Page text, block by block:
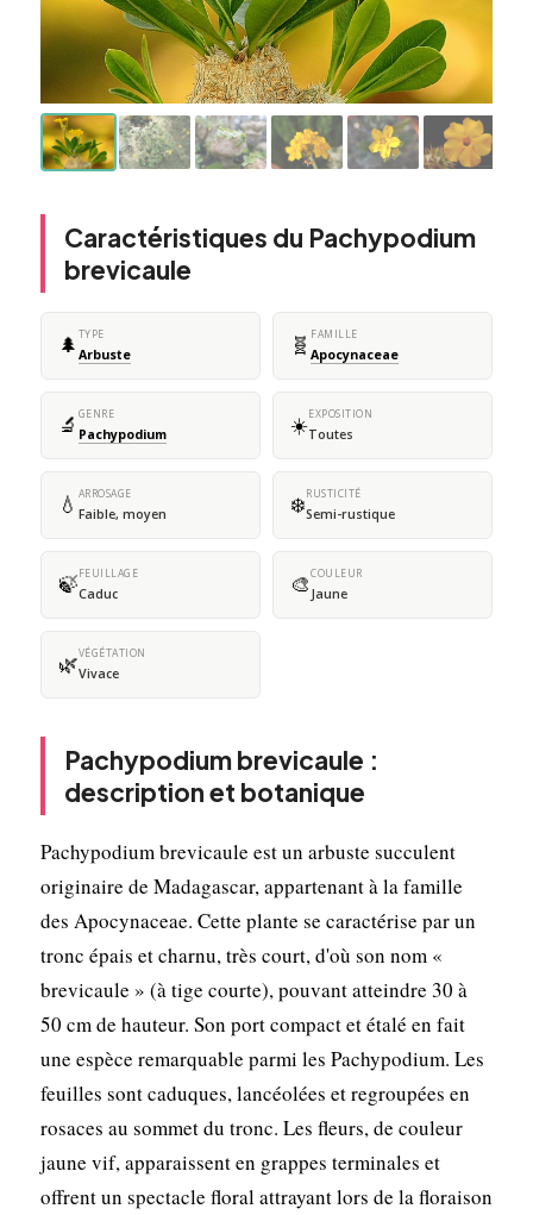
Caractéristiques du Pachypodium
brevicaule
🌲 TYPE
Arbuste 🧬 FAMILLE
Apocynaceae
🔬 GENRE
Pachypodium ☀️EXPOSITION
Toutes
💧 ARROSAGE
Faible, moyen ❄️RUSTICITÉ
Semi-rustique
🍃FEUILLAGE
Caduc 🎨COULEUR
Jaune
🌿VÉGÉTATION
Vivace
Pachypodium brevicaule :
description et botanique
Pachypodium brevicaule est un arbuste succulent
originaire de Madagascar, appartenant à la famille
des Apocynaceae. Cette plante se caractérise par un
tronc épais et charnu, très court, d'où son nom «
brevicaule » (à tige courte), pouvant atteindre 30 à
50 cm de hauteur. Son port compact et étalé en fait
une espèce remarquable parmi les Pachypodium. Les
feuilles sont caduques, lancéolées et regroupées en
rosaces au sommet du tronc. Les fleurs, de couleur
jaune vif, apparaissent en grappes terminales et
offrent un spectacle floral attrayant lors de la floraison